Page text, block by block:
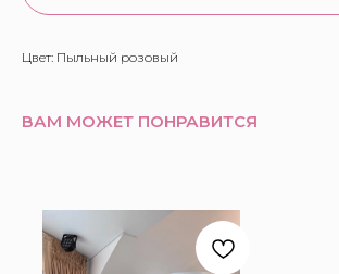
Цвет: Пыльный розовый
ВАМ МОЖЕТ ПОНРАВИТСЯ